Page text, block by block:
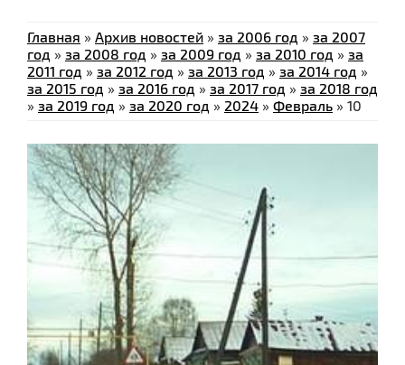
Главная » Архив новостей » за 2006 год » за 2007
год » за 2008 год » за 2009 год » за 2010 год » за
2011 год » за 2012 год » за 2013 год » за 2014 год »
за 2015 год » за 2016 год » за 2017 год » за 2018 год
» за 2019 год » за 2020 год » 2024 » Февраль » 10